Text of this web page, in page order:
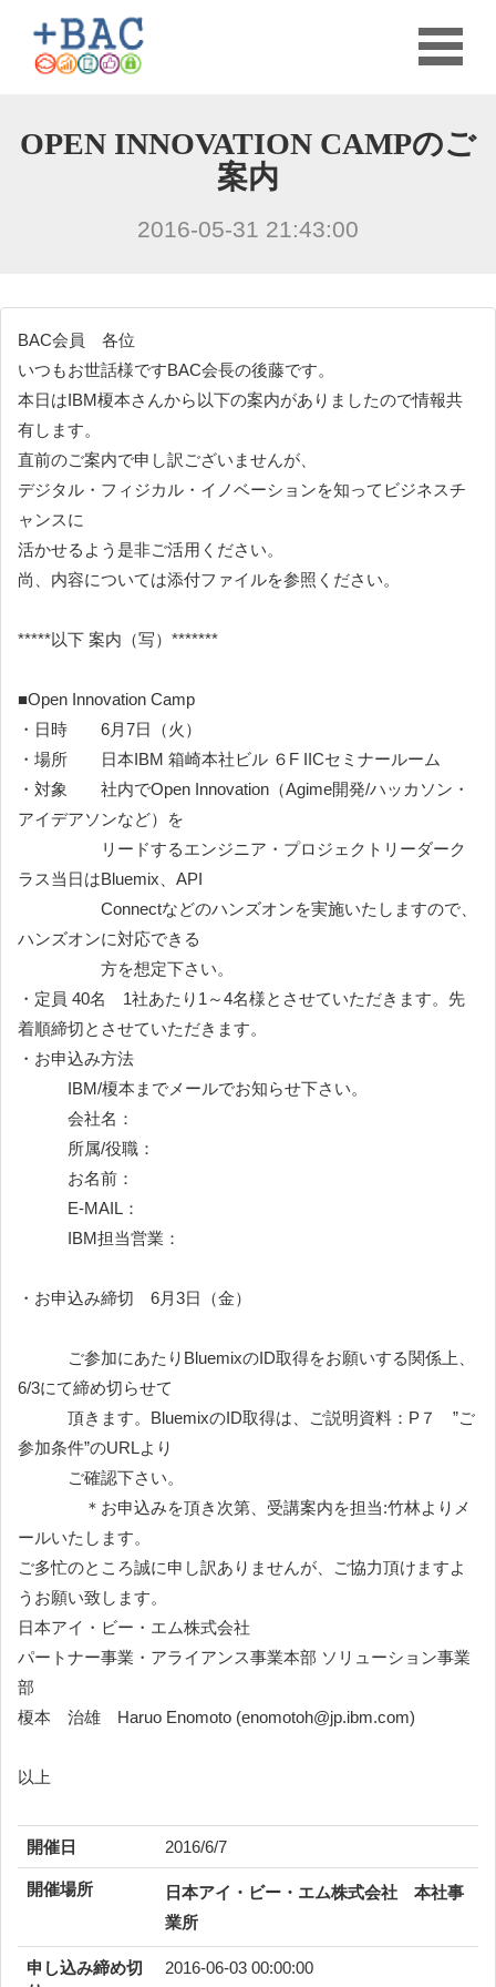
OPEN INNOVATION CAMPのご
案内
2016-05-31 21:43:00
BAC会員 各位
いつもお世話様ですBAC会長の後藤です。
本日はIBM榎本さんから以下の案内がありましたので情報共
有します。
直前のご案内で申し訳ございませんが、
デジタル・フィジカル・イノベーションを知ってビジネスチ
ャンスに
活かせるよう是非ご活用ください。
尚、内容については添付ファイルを参照ください。
*****以下 案内（写）*******
■Open Innovation Camp
・日時 6月7日（火）
・場所 日本IBM 箱崎本社ビル ６F IICセミナールーム
・対象 社内でOpen Innovation（Agime開発/ハッカソン・
アイデアソンなど）を
リードするエンジニア・プロジェクトリーダーク
ラス当日はBluemix、API
Connectなどのハンズオンを実施いたしますので、
ハンズオンに対応できる
方を想定下さい。
・定員 40名 1社あたり1～4名様とさせていただきます。先
着順締切とさせていただきます。
・お申込み方法
IBM/榎本までメールでお知らせ下さい。
会社名：
所属/役職：
お名前：
E-MAIL：
IBM担当営業：
・お申込み締切 6月3日（金）
ご参加にあたりBluemixのID取得をお願いする関係上、
6/3にて締め切らせて
頂きます。BluemixのID取得は、ご説明資料：P７ ”ご
参加条件”のURLより
ご確認下さい。
＊お申込みを頂き次第、受講案内を担当:竹林よりメ
ールいたします。
ご多忙のところ誠に申し訳ありませんが、ご協力頂けますよ
うお願い致します。
日本アイ・ビー・エム株式会社
パートナー事業・アライアンス事業本部 ソリューション事業
部
榎本 治雄 Haruo Enomoto (enomotoh@jp.ibm.com)
以上
開催日 2016/6/7
開催場所
日本アイ・ビー・エム株式会社 本社事
業所
申し込み締め切
2016-06-03 00:00:00